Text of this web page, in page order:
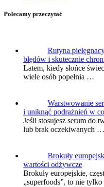
Polecamy przeczytać
Rutyna
błędów i skutecznie
Latem, kiedy słońce
wiele osób popełnia …
Warstwowanie
i uniknąć podrażnień w
Jeśli stosujesz serum do
lub brak oczekiwanych …
Brokuły
wartości odżywcze
Brokuły europejskie,
„superfoods”, to nie